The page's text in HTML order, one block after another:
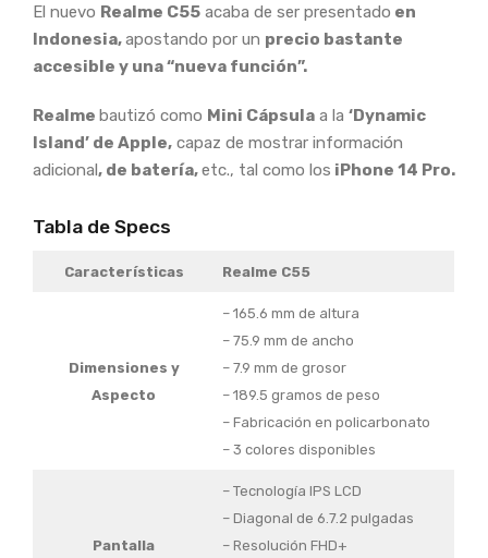
El nuevo Realme C55 acaba de ser presentado en
Indonesia,apostando por un precio bastante
accesible y una “nueva función”.
Realme bautizó como Mini Cápsula a la ‘Dynamic
Island’ de Apple, capaz de mostrar información
adicional, de batería,etc., tal como los iPhone 14 Pro.
Tabla de Specs
Características Realme C55
Dimensiones y
Aspecto
– 165.6 mm de altura
– 75.9 mm de ancho
– 7.9 mm de grosor
– 189.5 gramos de peso
– Fabricación en policarbonato
– 3 colores disponibles
Pantalla
– Tecnología IPS LCD
– Diagonal de 6.7.2 pulgadas
– Resolución FHD+